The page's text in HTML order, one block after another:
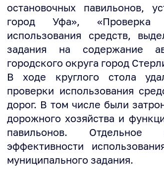
остановочных павильонов,
город Уфа», «Проверка
использования средств,
задания на содержание
городского округа город
В ходе круглого стола
проверки использования
дорог. В том числе были
дорожного хозяйства и
павильонов. Отдельное
эффективности
муниципального задания.